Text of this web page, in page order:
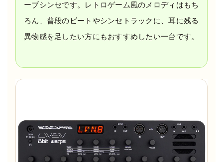
ーブシンセです。レトロゲーム風のメロディはもち
ろん、普段のビートやシンセトラックに、耳に残る
異物感を足したい方にもおすすめしたい一台です。